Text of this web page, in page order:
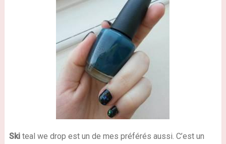
Skiteal we drop est un de mes préférés aussi. C’est un